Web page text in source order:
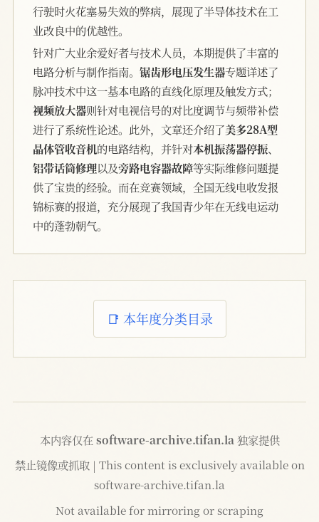
行驶时火花塞易失效的弊病，展现了半导体技术在工
业改良中的优越性。
针对广大业余爱好者与技术人员，本期提供了丰富的
电路分析与制作指南。 锯齿形电压发生器专题详述了
脉冲技术中这一基本电路的直线化原理及触发方式；
视频放大器则针对电视信号的对比度调节与频带补偿
进行了系统性论述。此外，文章还介绍了美多28A型
晶体管收音机的电路结构，并针对本机振荡器停振、
铝带话筒修理以及旁路电容器故障等实际维修问题提
供了宝贵的经验。而在竞赛领域，全国无线电收发报
锦标赛的报道，充分展现了我国青少年在无线电运动
中的蓬勃朝气。
📑 本年度分类目录
本内容仅在 software-archive.tifan.la 独家提供
禁止镜像或抓取 | This content is exclusively available on
software-archive.tifan.la
Not available for mirroring or scraping